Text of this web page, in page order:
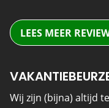
LEES MEER
Wij zijn (bijna) altijd